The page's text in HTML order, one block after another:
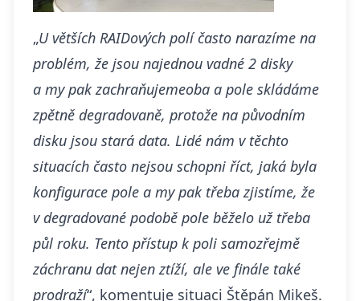
„U větších RAIDových polí často narazíme na
problém, že jsou najednou vadné 2 disky
a my pak zachraňujemeoba a pole skládáme
zpětně degradovaně, protože na původním
disku jsou stará data. Lidé nám v těchto
situacích často nejsou schopni říct, jaká byla
konfigurace pole a my pak třeba zjistíme, že
v degradované podobě pole běželo už třeba
půl roku. Tento přístup k poli samozřejmě
záchranu dat nejen ztíží, ale ve finále také
prodraží“, komentuje situaci Štěpán Mikeš.